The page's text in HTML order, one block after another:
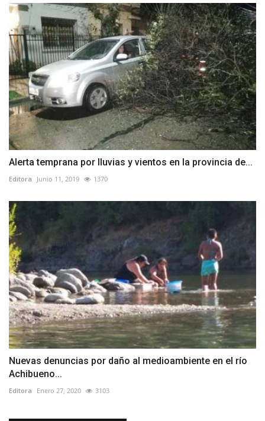
Alerta temprana por lluvias y vientos en la provincia de...
Editora Junio 11, 2019 1370
Nuevas denuncias por daño al medioambiente en el río
Achibueno...
Editora Enero 27, 2020 3103